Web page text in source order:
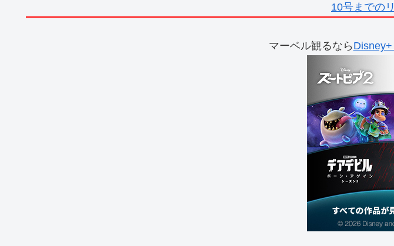
10号までの
マーベル観るなら